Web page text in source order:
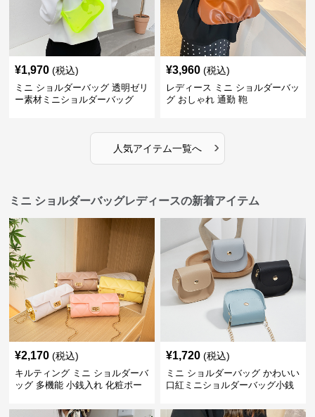
¥1,970 (税込)
ミニ ショルダーバッグ 透明ゼリ
ー素材ミニショルダーバッグ
¥3,960 (税込)
レディース ミニ ショルダーバッ
グ おしゃれ 通勤 鞄
人気アイテム一覧へ ›
ミニ ショルダーバッグレディースの新着アイテム
¥2,170 (税込)
キルティング ミニ ショルダーバ
ッグ 多機能 小銭入れ 化粧ポー
¥1,720 (税込)
ミニ ショルダーバッグ かわいい
口紅ミニショルダーバッグ小銭